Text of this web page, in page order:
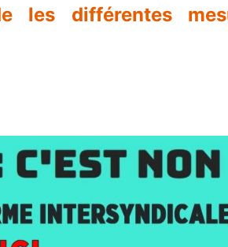
les différentes